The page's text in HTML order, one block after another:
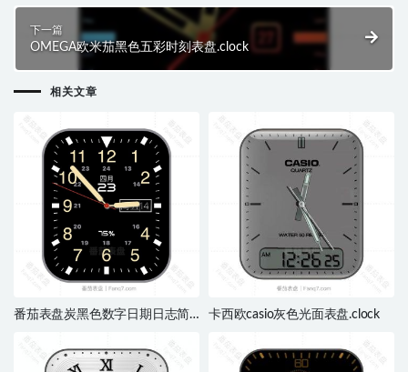
下一篇
OMEGA欧米茄黑色五彩时刻表盘.clock
相关文章
番茄表盘炭黑色数字日期日志简
卡西欧casio灰色光面表盘.clock